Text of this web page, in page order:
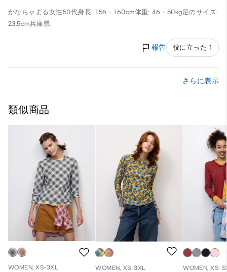
かなちゃまる女性50代身長: 156 - 160cm体重: 46 - 50kg 足のサイズ:
23.5cm兵庫県
報告 役に立った 1
さらに表示
類似商品
WOMEN, XS-3XL
WOMEN, XS-3XL
WOMEN, XS-